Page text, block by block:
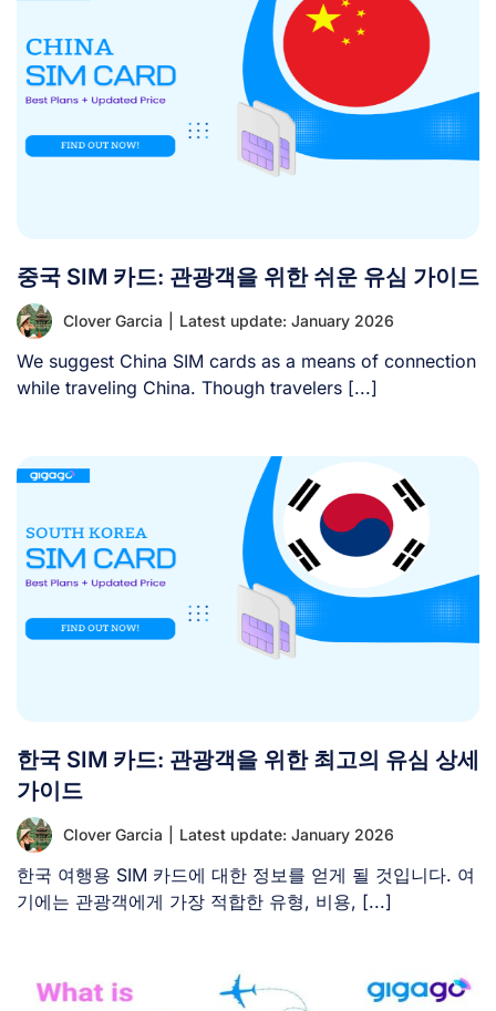
중국 SIM 카드: 관광객을 위한 쉬운 유심 가이드
Clover Garcia Latest update: January 2026
We suggest China SIM cards as a means of connection
while traveling China. Though travelers [...]
한국 SIM 카드: 관광객을 위한 최고의 유심 상세
가이드
Clover Garcia Latest update: January 2026
한국 여행용 SIM 카드에 대한 정보를 얻게 될 것입니다. 여
기에는 관광객에게 가장 적합한 유형, 비용, [...]